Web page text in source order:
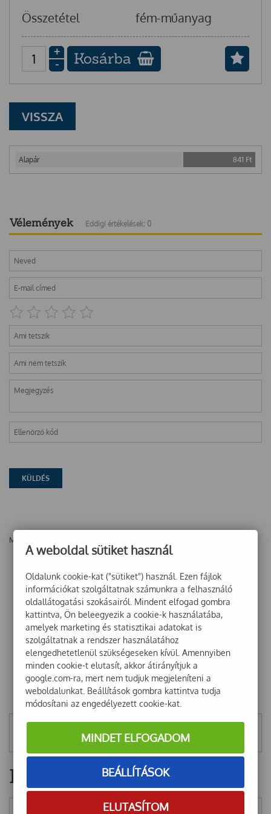
Összetétel
fém-műanyag
+
-
Kosárba
VISSZA
Alapár 841 Ft
Vélemények Eddigi értékelések: 0
Még nincsenek vélemények ehhez a termékhez!
Mentett szűrők
Hírlevél
A weboldal sütiket használ
Oldalunk cookie-kat ("sütiket") használ. Ezen fájlok
információkat szolgáltatnak számunkra a felhasználó
oldallátogatási szokásairól. Mindent elfogad gombra
kattintva, Ön beleegyezik a cookie-k használatába,
amelyek marketing és statisztikai adatokat is
szolgáltatnak a rendszer használatához
elengedhetetlenül szükségeseken kívül. Amennyiben
minden cookie-t elutasít, akkor átirányítjuk a
google.com-ra, mert nem tudjuk megjeleníteni a
weboldalunkat. Beállítások gombra kattintva tudja
módosítani az engedélyezett cookie-kat.
MINDET ELFOGADOM
BEÁLLÍTÁSOK
ELUTASÍTOM